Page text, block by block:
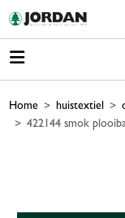
Home huistextiel
422144 smok